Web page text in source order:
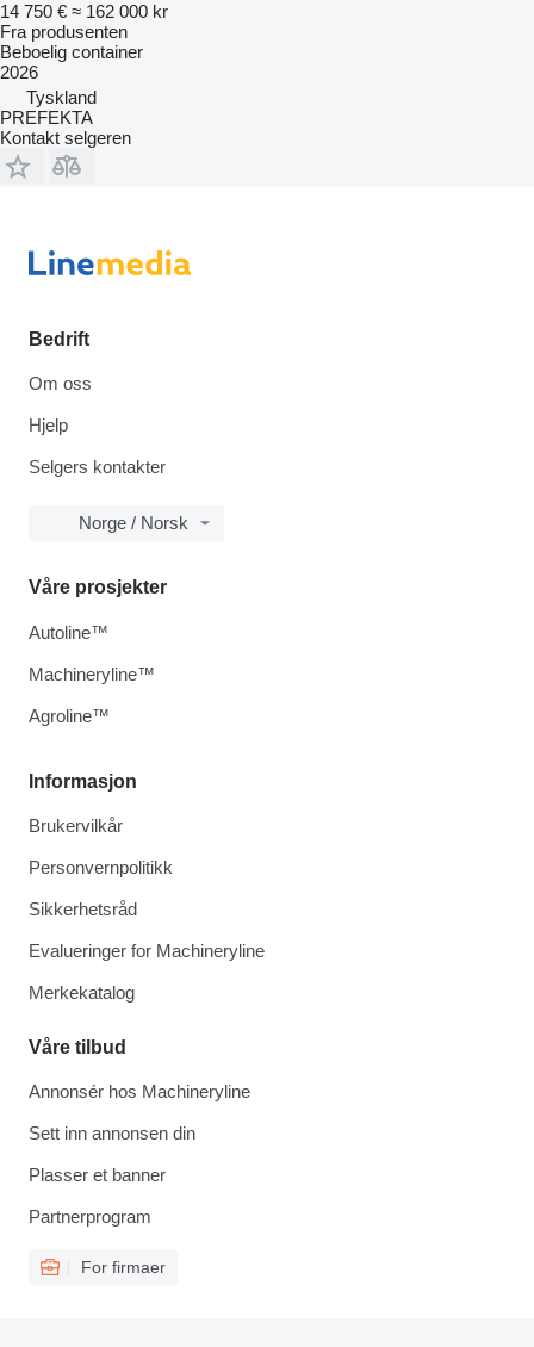
14 750 € ≈ 162 000 kr
Fra produsenten
Beboelig container
2026
Tyskland
PREFEKTA
Kontakt selgeren
Bedrift
Om oss
Hjelp
Selgers kontakter
Norge / Norsk
Informasjon
Brukervilkår
Personvernpolitikk
Sikkerhetsråd
Evalueringer for Machineryline
Merkekatalog
Våre tilbud
Annonsér hos Machineryline
Sett inn annonsen din
Plasser et banner
Partnerprogram
For firmaer
Våre prosjekter
Autoline™
Machineryline™
Agroline™